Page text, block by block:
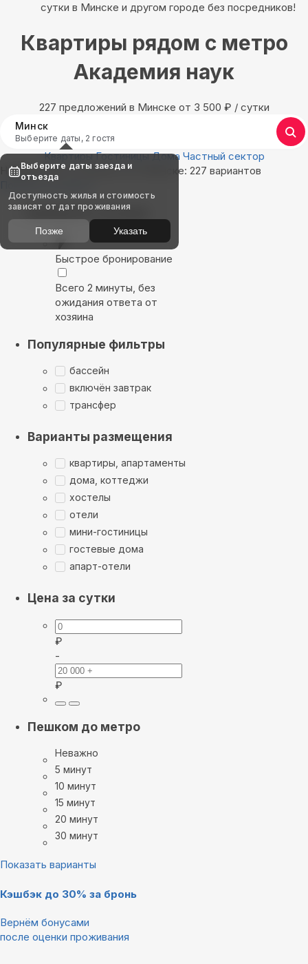
сутки в Минске и другом городе без посредников!
Квартиры рядом с метро
Академия наук
227 предложений в Минске oт 3 500 ₽ / сутки
Минск
Выберите даты, 2 гостя
Квартиры Гостиницы Дома Частный сектор
Найдём, где остановиться в Минске: 227 вариантов
Показать на карте
Выбирайте лучшее
Быстрое бронирование
Всего 2 минуты, без
ожидания ответа от
хозяина
Популярные фильтры
бассейн
включён завтрак
трансфер
Варианты размещения
квартиры, апартаменты
дома, коттеджи
хостелы
отели
мини-гостиницы
гостевые дома
апарт-отели
Цена за сутки
₽
-
₽
Пешком до метро
Неважно
5 минут
10 минут
15 минут
20 минут
30 минут
Показать варианты
Кэшбэк до 30% за бронь
Вернём бонусами
после оценки проживания
Выберите даты заезда и
отъезда
Доступность жилья и стоимость
зависят от дат проживания
Позже Указать